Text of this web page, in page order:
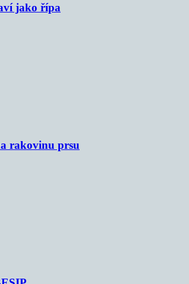
jako řípa
rakovinu prsu